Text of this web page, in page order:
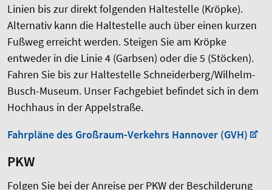
Linien bis zur direkt folgenden Haltestelle (Kröpke).
Alternativ kann die Haltestelle auch über einen kurzen
Fußweg erreicht werden. Steigen Sie am Kröpke
entweder in die Linie 4 (Garbsen) oder die 5 (Stöcken).
Fahren Sie bis zur Haltestelle Schneiderberg/Wilhelm-
Busch-Museum. Unser Fachgebiet befindet sich in dem
Hochhaus in der Appelstraße.
Fahrpläne des Großraum-Verkehrs Hannover (GVH)
PKW
Folgen Sie bei der Anreise per PKW der Beschilderung